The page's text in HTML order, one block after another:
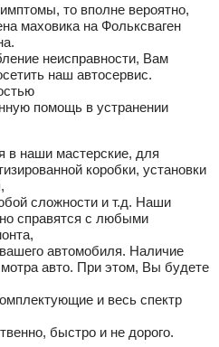
то вполне вероятно,
маховика на Фольксваген
неисправности, Вам
наш автосервис.
помощь в устранении
в наши мастерские, для
коробки, установки
сложности и т.д. Наши
справятся с любыми
автомобиля. Наличие
авто. При этом, Вы будете
и весь спектр
быстро и не дорого.